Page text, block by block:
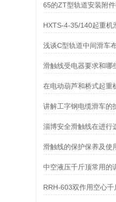
65的ZT型轨道安装附
浅谈C型轨道中间滑车
讲解工字钢电缆滑车的
滑触线的保护保养及使
中空液压千斤顶常用的
RRH-603双作用空心千